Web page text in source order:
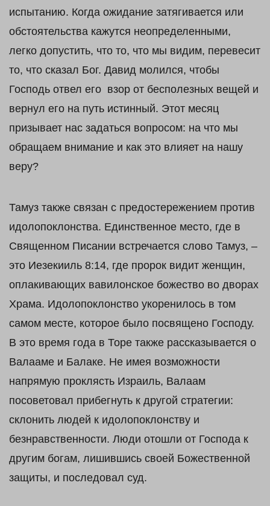
испытанию. Когда ожидание затягивается или
обстоятельства кажутся неопределенными,
легко допустить, что то, что мы видим, перевесит
то, что сказал Бог. Давид молился, чтобы
Господь отвел его взор от бесполезных вещей и
вернул его на путь истинный. Этот месяц
призывает нас задаться вопросом: на что мы
обращаем внимание и как это влияет на нашу
веру?
Тамуз также связан с предостережением против
идолопоклонства. Единственное место, где в
Священном Писании встречается слово Тамуз, –
это Иезекииль 8:14, где пророк видит женщин,
оплакивающих вавилонское божество во дворах
Храма. Идолопоклонство укоренилось в том
самом месте, которое было посвящено Господу.
В это время года в Торе также рассказывается о
Валааме и Балаке. Не имея возможности
напрямую проклясть Израиль, Валаам
посоветовал прибегнуть к другой стратегии:
склонить людей к идолопоклонству и
безнравственности. Люди отошли от Господа к
другим богам, лишившись своей Божественной
защиты, и последовал суд.